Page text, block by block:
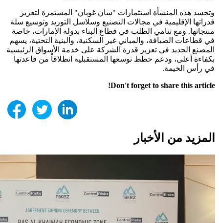
وتجسد هذه المنشأة استثمارات "سان غوبان" المستمرة لتعزيز
قدراتها الإقليمية في مجالات التصنيع وسلاسل التوريد وتوسيع سلة
منتجاتها. ومع تنامي الطلب في قطاع البناء بدولة الإمارات، خاصة
في قطاعات الضيافة، والمباني غير السكنية، والبنية التحتية، يسهم
المصنع الجديد في تعزيز قدرة الشركة على خدمة الأسواق الرئيسية
بكفاءة أعلى، ودعم خطط توسعها المستقبلية انطلاقاً من قاعدتها
في رأس الخيمة.
Don't forget to share this article!
المزيد من الأخبار